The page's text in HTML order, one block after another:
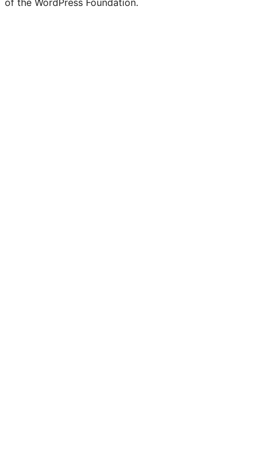
of the WordPress Foundation.